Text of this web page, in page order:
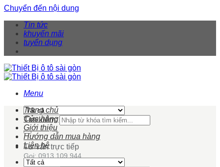
Chuyển đến nội dung
Tin tức
khuyến mãi
tuyển dụng
Menu
Tìm kiếm:
Tư vấn trực tiếp
Gọi: 0913 109 944
Trang chủ
Cửa hàng
Giới thiệu
Hướng dẫn mua hàng
Liên hệ